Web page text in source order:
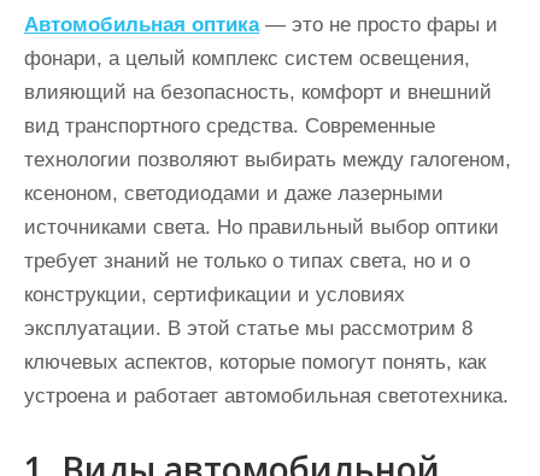
Автомобильная оптика— это не просто фары и
фонари, а целый комплекс систем освещения,
влияющий на безопасность, комфорт и внешний
вид транспортного средства. Современные
технологии позволяют выбирать между галогеном,
ксеноном, светодиодами и даже лазерными
источниками света. Но правильный выбор оптики
требует знаний не только о типах света, но и о
конструкции, сертификации и условиях
эксплуатации. В этой статье мы рассмотрим 8
ключевых аспектов, которые помогут понять, как
устроена и работает автомобильная светотехника.